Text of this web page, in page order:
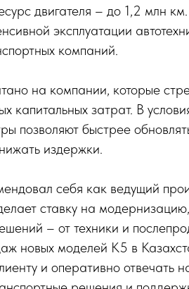
двигателя – до 1,2 млн
эксплуатации
компаний.
на компании, которые
капитальных затрат. В
позволяют быстрее
издержки.
себя как ведущий
ставку на
– от техники и
новых моделей К5 в
и оперативно